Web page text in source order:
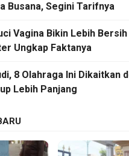
Busana, Segini Tarifnya
Vagina Bikin Lebih Bersih
Ungkap Faktanya
8 Olahraga Ini Dikaitkan
Lebih Panjang